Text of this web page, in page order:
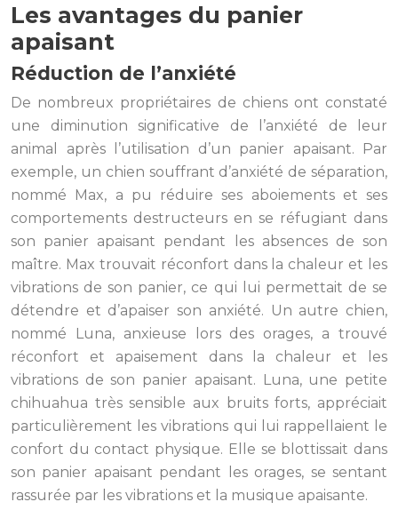
Les avantages du panier
apaisant
Réduction de l’anxiété
De nombreux propriétaires de chiens ont constaté
une diminution significative de l’anxiété de leur
animal après l’utilisation d’un panier apaisant. Par
exemple, un chien souffrant d’anxiété de séparation,
nommé Max, a pu réduire ses aboiements et ses
comportements destructeurs en se réfugiant dans
son panier apaisant pendant les absences de son
maître. Max trouvait réconfort dans la chaleur et les
vibrations de son panier, ce qui lui permettait de se
détendre et d’apaiser son anxiété. Un autre chien,
nommé Luna, anxieuse lors des orages, a trouvé
réconfort et apaisement dans la chaleur et les
vibrations de son panier apaisant. Luna, une petite
chihuahua très sensible aux bruits forts, appréciait
particulièrement les vibrations qui lui rappellaient le
confort du contact physique. Elle se blottissait dans
son panier apaisant pendant les orages, se sentant
rassurée par les vibrations et la musique apaisante.